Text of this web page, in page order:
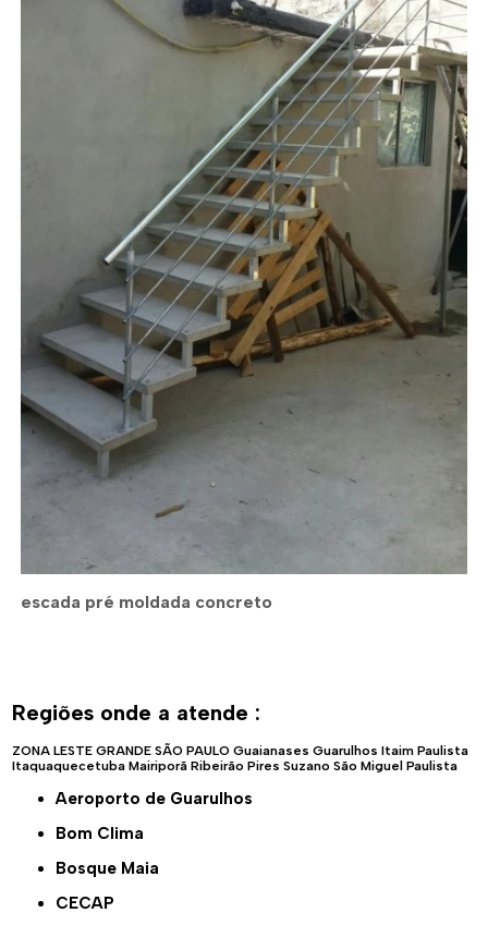
escada pré moldada concreto
Regiões onde a atende :
ZONA LESTE GRANDE SÃO PAULO Guaianases Guarulhos Itaim Paulista
Itaquaquecetuba Mairiporã Ribeirão Pires Suzano São Miguel Paulista
Aeroporto de Guarulhos
Bom Clima
Bosque Maia
CECAP